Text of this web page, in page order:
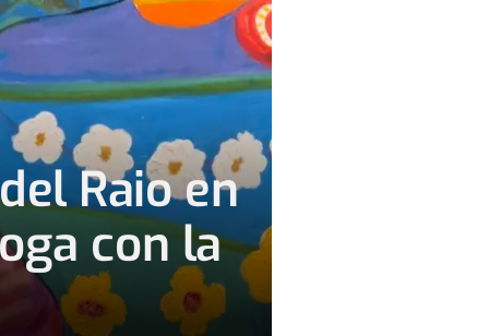
Raio en
con la